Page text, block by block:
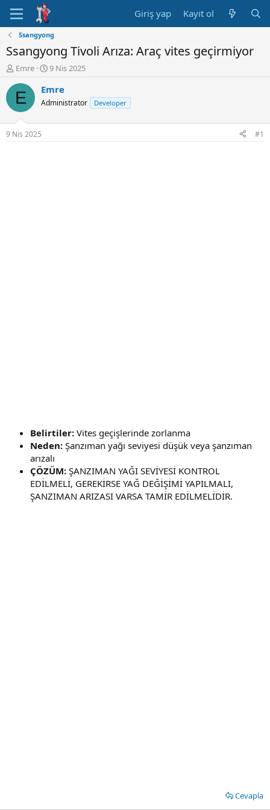
Giriş yap Kayıt ol
Ssangyong
Ssangyong Tivoli Arıza: Araç vites geçirmiyor
K
n
u
y
u
B
a
Emre
B
ş
l
n
ı
9 Nis 2025
E Emre
Administrator Developer
9 Nis 2025 #1
Belirtiler: Vites geçişlerinde zorlanma
Neden: Şanzıman yağı seviyesi düşük veya şanzıman
arızalı
ÇÖZÜM: ŞANZIMAN YAĞI SEVİYESİ KONTROL
EDİLMELİ, GEREKİRSE YAĞ DEĞİŞİMİ YAPILMALI,
ŞANZIMAN ARIZASI VARSA TAMİR EDİLMELİDİR.
Cevapla